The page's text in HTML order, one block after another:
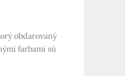
obdarovaný
farbami sú